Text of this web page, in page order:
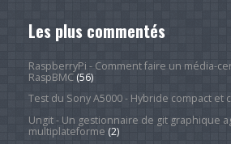
Les plus commentés
RaspberryPi - Comment faire un média-
RaspBMC(56)
Test du Sony A5000 - Hybride compact et
Ungit - Un gestionnaire de git graphique
multiplateforme (2)